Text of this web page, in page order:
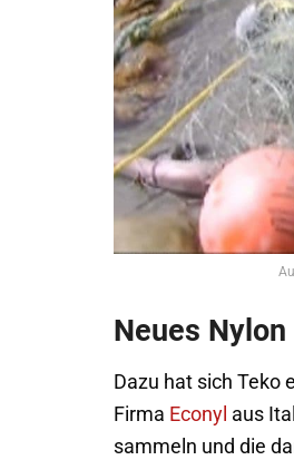
Neues
Dazu hat sich
Firma Econyl aus
sammeln und die